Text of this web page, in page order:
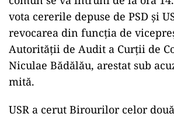
vota cererile depuse de PSD şi
revocarea din funcţia de
Autorităţii de Audit a Curţii de
Niculae Bădălău, arestat sub
mită.
USR a cerut Birourilor celor